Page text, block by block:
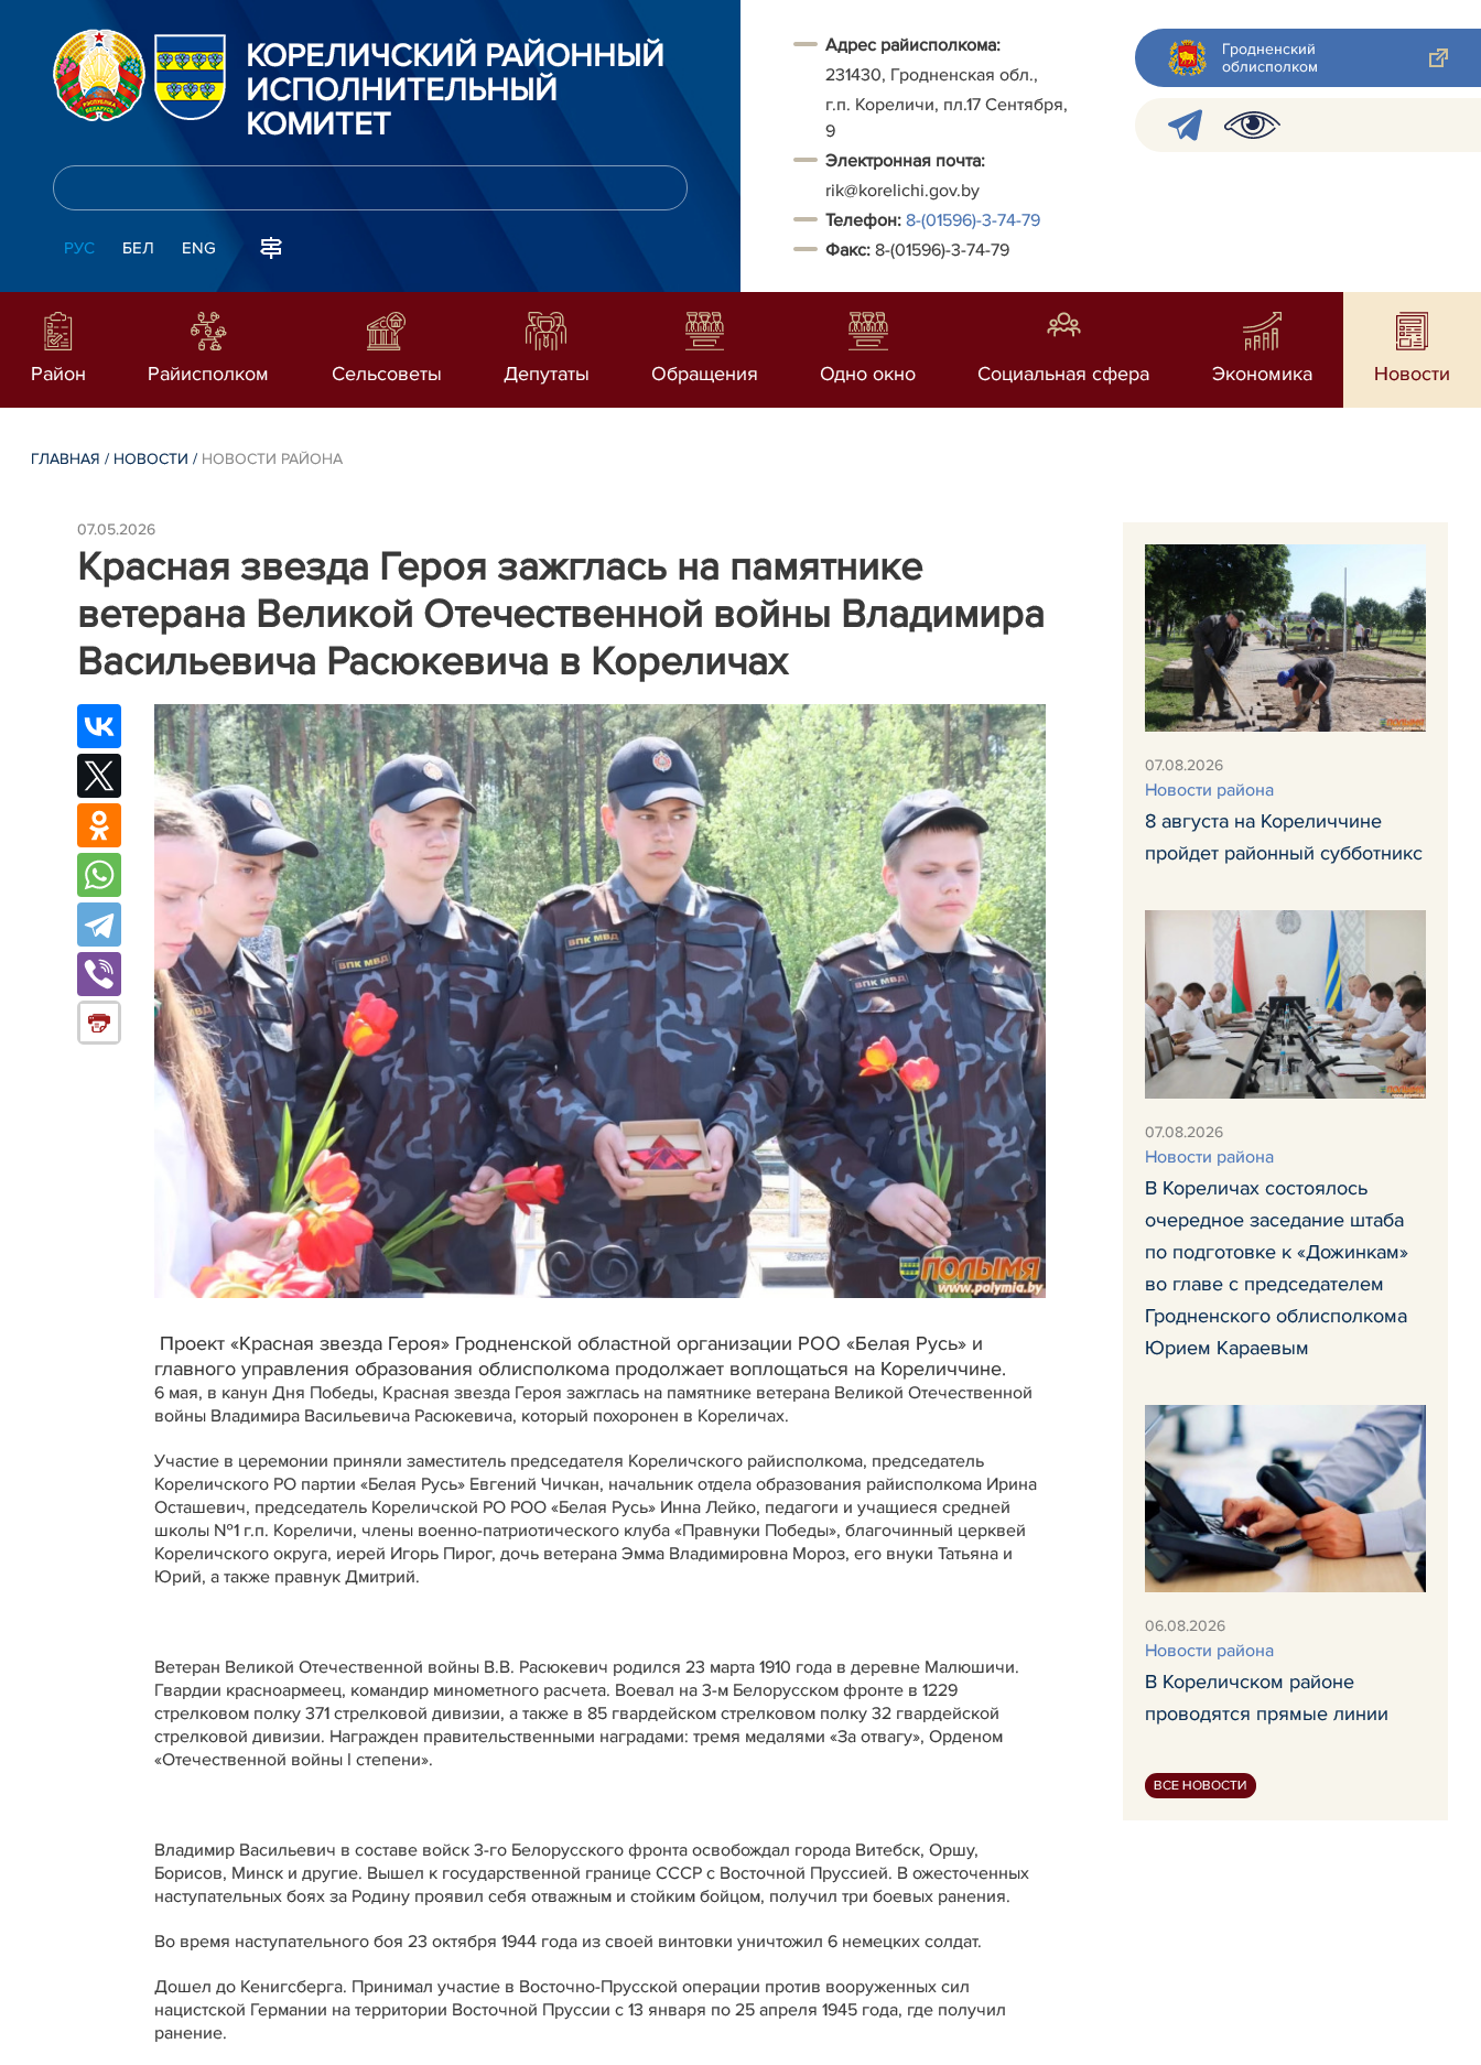
КОРЕЛИЧСКИЙ РАЙОННЫЙ
ИСПОЛНИТЕЛЬНЫЙ
КОМИТЕТ
РУС БЕЛ ENG
Адрес райисполкома:
231430, Гродненская обл.,
г.п. Кореличи, пл.17 Сентября,
9
Электронная почта:
rik@korelichi.gov.by
Телефон: 8-(01596)-3-74-79
Факс: 8-(01596)-3-74-79
Гродненский
облисполком
Район Райисполком Сельсоветы Депутаты Обращения Одно окно Социальная сфера Экономика Новости
ГЛАВНАЯ / НОВОСТИ / НОВОСТИ РАЙОНА
07.05.2026
Красная звезда Героя зажглась на памятнике
ветерана Великой Отечественной войны Владимира
Васильевича Расюкевича в Кореличах
Проект «Красная звезда Героя» Гродненской областной организации РОО «Белая Русь» и
главного управления образования облисполкома продолжает воплощаться на Кореличчине.
6 мая, в канун Дня Победы, Красная звезда Героя зажглась на памятнике ветерана Великой Отечественной
войны Владимира Васильевича Расюкевича, который похоронен в Кореличах.
Участие в церемонии приняли заместитель председателя Кореличского райисполкома, председатель
Кореличского РО партии «Белая Русь» Евгений Чичкан, начальник отдела образования райисполкома Ирина
Осташевич, председатель Кореличской РО РОО «Белая Русь» Инна Лейко, педагоги и учащиеся средней
школы №1 г.п. Кореличи, члены военно-патриотического клуба «Правнуки Победы», благочинный церквей
Кореличского округа, иерей Игорь Пирог, дочь ветерана Эмма Владимировна Мороз, его внуки Татьяна и
Юрий, а также правнук Дмитрий.
Ветеран Великой Отечественной войны В.В. Расюкевич родился 23 марта 1910 года в деревне Малюшичи.
Гвардии красноармеец, командир минометного расчета. Воевал на 3-м Белорусском фронте в 1229
стрелковом полку 371 стрелковой дивизии, а также в 85 гвардейском стрелковом полку 32 гвардейской
стрелковой дивизии. Награжден правительственными наградами: тремя медалями «За отвагу», Орденом
«Отечественной войны I степени».
Владимир Васильевич в составе войск 3-го Белорусского фронта освобождал города Витебск, Оршу,
Борисов, Минск и другие. Вышел к государственной границе СССР с Восточной Пруссией. В ожесточенных
наступательных боях за Родину проявил себя отважным и стойким бойцом, получил три боевых ранения.
Во время наступательного боя 23 октября 1944 года из своей винтовки уничтожил 6 немецких солдат.
Дошел до Кенигсберга. Принимал участие в Восточно-Прусской операции против вооруженных сил
нацистской Германии на территории Восточной Пруссии с 13 января по 25 апреля 1945 года, где получил
ранение.
07.08.2026
Новости района
8 августа на Кореличчине
пройдет районный субботникс
07.08.2026
Новости района
В Кореличах состоялось
очередное заседание штаба
по подготовке к «Дожинкам»
во главе с председателем
Гродненского облисполкома
Юрием Караевым
06.08.2026
Новости района
В Кореличском районе
проводятся прямые линии
ВСЕ НОВОСТИ